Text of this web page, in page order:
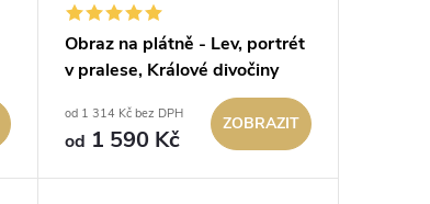
Obraz na plátně - Lev, portrét
v pralese, Králové divočiny
od 1 314 Kč bez DPH
od 1 590 Kč
ZOBRAZIT